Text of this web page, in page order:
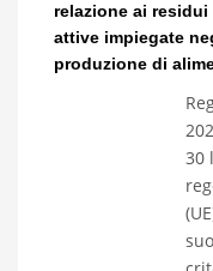
relazione ai
attive impiegate
produzione di
30